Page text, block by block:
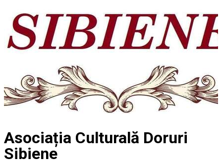
Asociația Culturală Doruri
Sibiene